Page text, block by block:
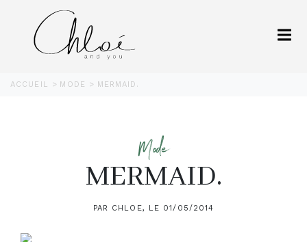
ACCUEIL MODE MERMAID.
Mode
MERMAID.
PAR CHLOE, LE 01/05/2014